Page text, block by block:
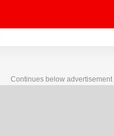
Continues below advertisement